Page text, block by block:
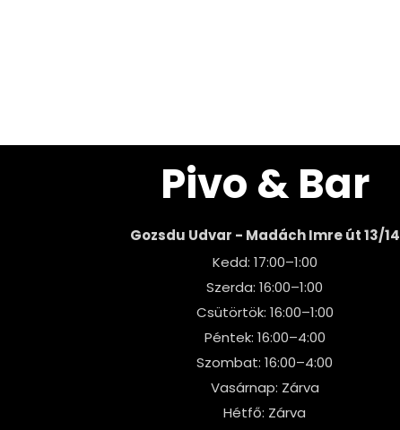
Pivo & Bar
Gozsdu Udvar - Madách Imre út 13/14
Kedd: 17:00–1:00
Szerda: 16:00–1:00
Csütörtök: 16:00–1:00
Péntek: 16:00–4:00
Szombat: 16:00–4:00
Vasárnap: Zárva
Hétfő: Zárva